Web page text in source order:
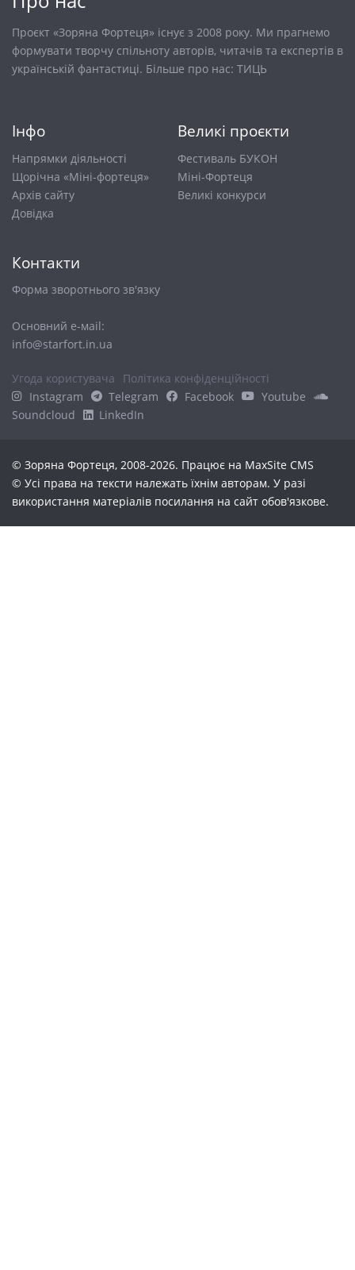
Проєкт «Зоряна Фортеця» існує з 2008 року. Ми прагнемо
формувати творчу спільноту авторів, читачів та експертів в
українській фантастиці. Більше про нас: ТИЦЬ
Інфо
Напрямки діяльності
Щорічна «Міні-фортеця»
Архів сайту
Довiдка
Великі проєкти
Фестиваль БУКОН
Міні-Фортеця
Великі конкурси
Контакти
Форма зворотнього зв'язку
Основний е-маіl:
info@starfort.in.ua
Угода користувача
Політика конфіденційності
Instagram
Telegram Facebook
Youtube
Soundcloud
LinkedIn
© Зоряна Фортеця, 2008-2026. Працює на MaxSite CMS
© Усі права на тексти належать їхнім авторам. У разі
використання матеріалів посилання на сайт обов'язкове.